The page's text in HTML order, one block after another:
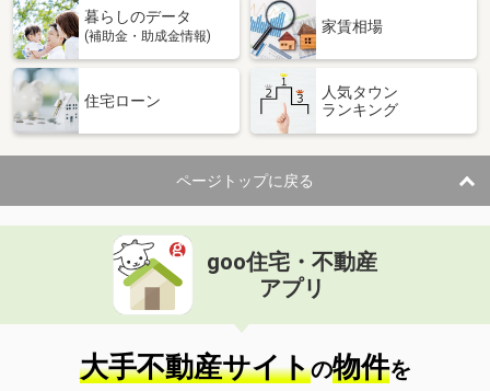
暮らしのデータ
(補助金・助成金情報)
家賃相場
住宅ローン
人気タウン
ランキング
ページトップに戻る
goo住宅・不動産
アプリ
大手不動産サイトの物件を